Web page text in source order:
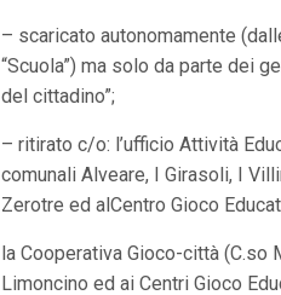
d
o
– scaricato autonomamente
“Scuola”) ma solo da parte dei
del cittadino”;
– ritirato c/o: l’ufficio Attività
comunali Alveare, I Girasoli, I
Zerotre ed alCentro Gioco
la Cooperativa Gioco-città
Limoncino ed ai Centri Gioco